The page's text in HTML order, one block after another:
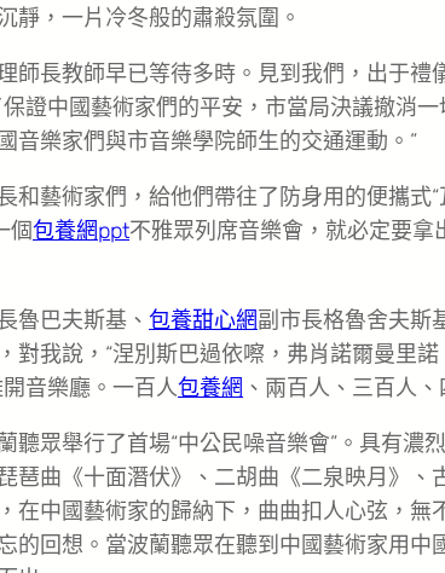
靜，一片冷冬般的肅殺氛圍。
師長教師早已等待多時。見到我們，出于禮
證中國藝術家們的平安，市當局決議撤消
音樂家們與市音樂學院師生的交通運動。”
和藝術家們，給他們帶往了防身用的便攜式
個包養網ppt不雅眾列席音樂會，就必定要
魯巴夫斯基、 包養甜心網副市長格魯舍夫斯
對我說，“涅別斯巴過依嚓，弗肖諾爾曼里
音樂廳。一百人包養網 、兩百人、三百人
聽眾舉行了首場“中公民噪音樂會”。具有濃
琶曲《十面潛伏》、二胡曲《二泉映月》、
在中國藝術家的歸納下，曲曲扣人心弦，無
的回想。當波蘭聽眾在聽到中國藝術家用中